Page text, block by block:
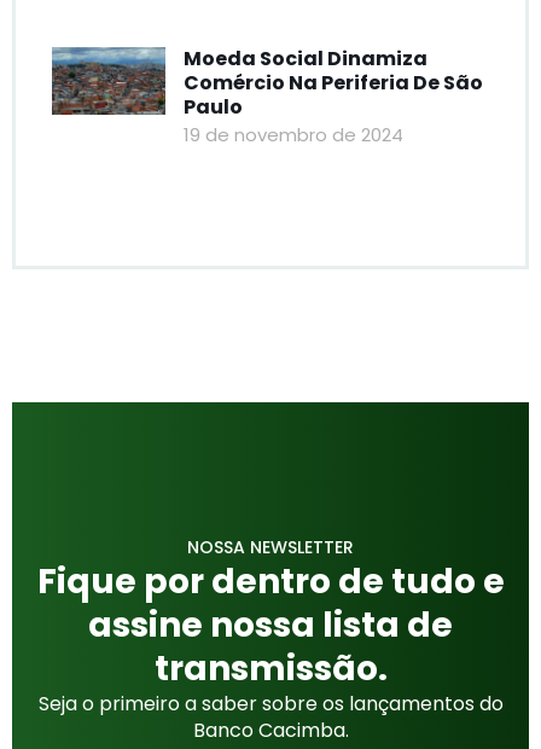
Moeda Social Dinamiza
Comércio Na Periferia De São
Paulo
19 de novembro de 2024
NOSSA NEWSLETTER
Fique por dentro de tudo e
assine nossa lista de
transmissão.
Seja o primeiro a saber sobre os lançamentos do
Banco Cacimba.